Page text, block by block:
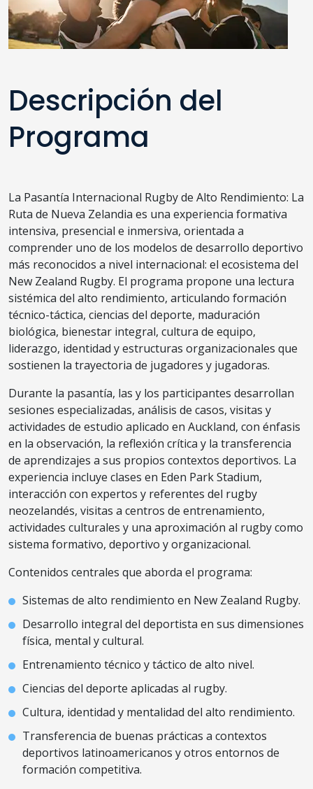
Descripción del
Programa
La Pasantía Internacional Rugby de Alto Rendimiento: La
Ruta de Nueva Zelandia es una experiencia formativa
intensiva, presencial e inmersiva, orientada a
comprender uno de los modelos de desarrollo deportivo
más reconocidos a nivel internacional: el ecosistema del
New Zealand Rugby. El programa propone una lectura
sistémica del alto rendimiento, articulando formación
técnico-táctica, ciencias del deporte, maduración
biológica, bienestar integral, cultura de equipo,
liderazgo, identidad y estructuras organizacionales que
sostienen la trayectoria de jugadores y jugadoras.
Durante la pasantía, las y los participantes desarrollan
sesiones especializadas, análisis de casos, visitas y
actividades de estudio aplicado en Auckland, con énfasis
en la observación, la reflexión crítica y la transferencia
de aprendizajes a sus propios contextos deportivos. La
experiencia incluye clases en Eden Park Stadium,
interacción con expertos y referentes del rugby
neozelandés, visitas a centros de entrenamiento,
actividades culturales y una aproximación al rugby como
sistema formativo, deportivo y organizacional.
Contenidos centrales que aborda el programa:
Sistemas de alto rendimiento en New Zealand Rugby.
Desarrollo integral del deportista en sus dimensiones
física, mental y cultural.
Entrenamiento técnico y táctico de alto nivel.
Ciencias del deporte aplicadas al rugby.
Cultura, identidad y mentalidad del alto rendimiento.
Transferencia de buenas prácticas a contextos
deportivos latinoamericanos y otros entornos de
formación competitiva.